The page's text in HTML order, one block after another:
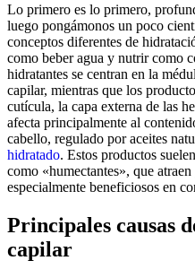
Lo primero es lo primero,
luego pongámonos un poco
conceptos diferentes de
como beber agua y nutrir como
hidratantes se centran en la
capilar, mientras que los
cutícula, la capa externa de las
afecta principalmente al
cabello, regulado por aceites
hidratado. Estos productos
como «humectantes», que
especialmente beneficiosos en
Principales causas
capilar